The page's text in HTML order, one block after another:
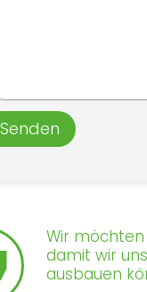
Senden
Wir möchten
damit wir
ausbauen